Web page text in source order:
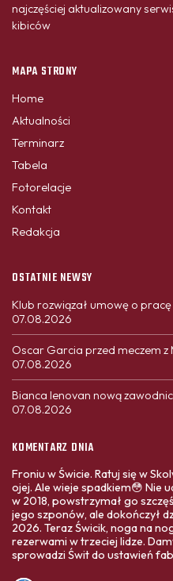
najczęściej aktualizowany
kibiców
MAPA STRONY
Home
Aktualności
Terminarz
Tabela
Fotorelacje
Kontakt
Redakcja
OSTATNIE NEWSY
Klub rozwiązał umowę o
07.08.2026
Oscar Garcia przed meczem z
07.08.2026
Bianca Ienovan nową
07.08.2026
KOMENTARZ DNIA
Froniu w Świcie. Ratuj się w
ojej. Ale wieje spadkiem😳 Nie
w 2018, powstrzymał go
jego szponów, ale dokończył
2026. Teraz Świcik, noga na
rezerwami w trzeciej lidze.
sprowadzi Świt do ustawień